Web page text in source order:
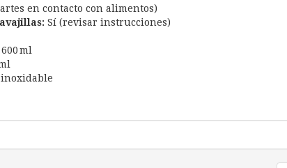
en contacto con alimentos)
Sí (revisar instrucciones)
ml